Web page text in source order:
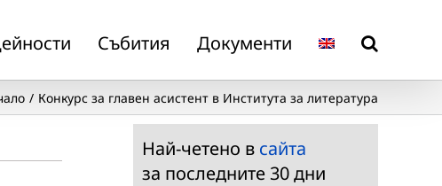
Събития Документи
Конкурс за главен асистент в Института за литература
Най-четено в сайта
за последните 30 дни